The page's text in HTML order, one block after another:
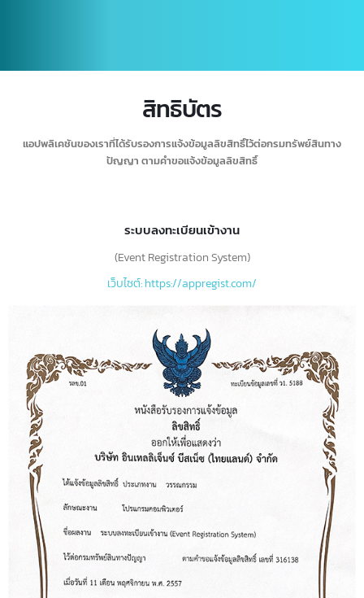
สิทธิบัตร
ระบบลงทะเบียนเข้างาน
(Event Registration System)
เว็บไซต์: https://appregist.com/